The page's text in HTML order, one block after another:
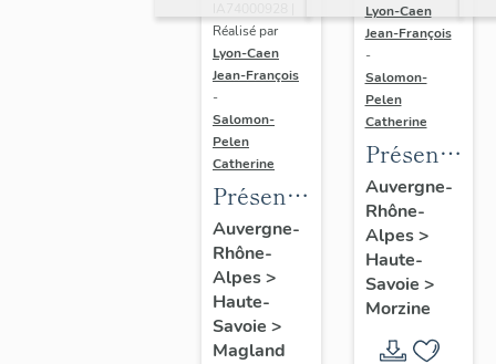
Réalisé par
Lyon-Caen
Jean-François
-
Salomon-
Pelen
Catherine
Présentation
de la
commune
de
Magland
Auvergne-
Rhône-
Alpes>
Haute-
Savoie >
Magland
Lyon-Caen
Jean-François
-
Salomon-
Pelen
Catherine
de l'aire
d'étude
d'Avoriaz
Auvergne-
Rhône-
Alpes>
Haute-
Savoie >
Morzine